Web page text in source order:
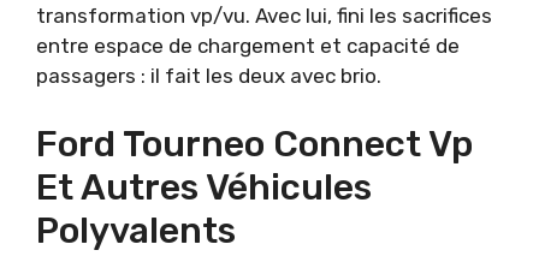
transformation vp/vu. Avec lui, fini les sacrifices
entre espace de chargement et capacité de
passagers : il fait les deux avec brio.
Ford Tourneo Connect Vp
Et Autres Véhicules
Polyvalents